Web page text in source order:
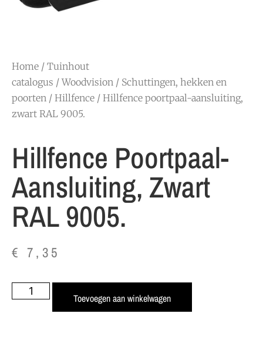
Home / Tuinhout
catalogus /Woodvision / Schuttingen, hekken en
poorten / Hillfence / Hillfence poortpaal-aansluiting,
zwart RAL 9005.
Hillfence Poortpaal-
Aansluiting, Zwart
RAL 9005.
€ 7,35
Toevoegen aan winkelwagen